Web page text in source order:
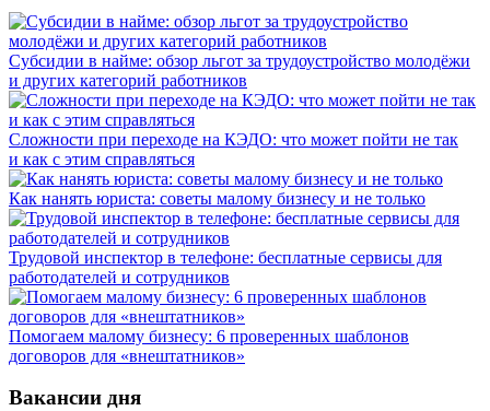
Субсидии в найме: обзор льгот за трудоустройство молодёжи
и других категорий работников
Сложности при переходе на КЭДО: что может пойти не так
и как с этим справляться
Как нанять юриста: советы малому бизнесу и не только
Трудовой инспектор в телефоне: бесплатные сервисы для
работодателей и сотрудников
Помогаем малому бизнесу: 6 проверенных шаблонов
договоров для «внештатников»
Вакансии дня